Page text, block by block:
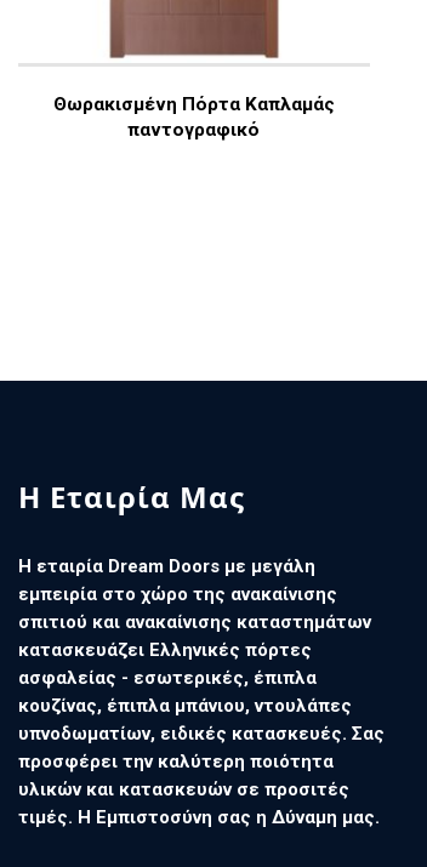
Θωρακισμένη Πόρτα Καπλαμάς
παντογραφικό
Η Εταιρία Μας
Η εταιρία Dream Doors με μεγάλη
εμπειρία στο χώρο της ανακαίνισης
σπιτιού και ανακαίνισης καταστημάτων
κατασκευάζει Ελληνικές πόρτες
ασφαλείας - εσωτερικές, έπιπλα
κουζίνας, έπιπλα μπάνιου, ντουλάπες
υπνοδωματίων, ειδικές κατασκευές. Σας
προσφέρει την καλύτερη ποιότητα
υλικών και κατασκευών σε προσιτές
τιμές. Η Εμπιστοσύνη σας η Δύναμη μας.